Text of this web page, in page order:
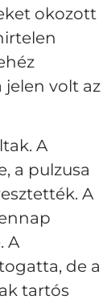
okozott
volt az
A
a pulzusa
A
A
de a
tartós